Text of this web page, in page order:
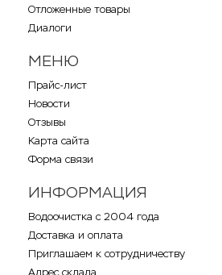
Отложенные товары
Диалоги
МЕНЮ
Прайс-лист
Новости
Отзывы
Карта сайта
Форма связи
ИНФОРМАЦИЯ
Водоочистка с 2004 года
Доставка и оплата
Приглашаем к сотрудничеству
Адрес склада